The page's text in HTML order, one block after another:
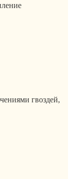
гвоздей,